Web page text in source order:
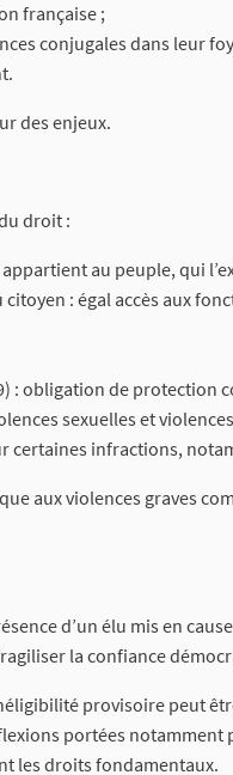
française ;
conjugales dans leur
des enjeux.
droit :
au peuple, qui
: égal accès aux
: obligation de protection
sexuelles et
certaines infractions,
aux violences graves
d’un élu mis en
la confiance
provisoire peut
portées notamment
les droits fondamentaux.